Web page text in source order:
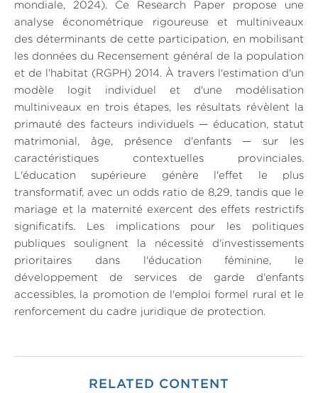
mondiale, 2024). Ce Research Paper propose une
analyse économétrique rigoureuse et multiniveaux
des déterminants de cette participation, en mobilisant
les données du Recensement général de la population
et de l'habitat (RGPH) 2014. À travers l'estimation d'un
modèle logit individuel et d'une modélisation
multiniveaux en trois étapes, les résultats révèlent la
primauté des facteurs individuels — éducation, statut
matrimonial, âge, présence d'enfants — sur les
caractéristiques contextuelles provinciales.
L'éducation supérieure génère l'effet le plus
transformatif, avec un odds ratio de 8,29, tandis que le
mariage et la maternité exercent des effets restrictifs
significatifs. Les implications pour les politiques
publiques soulignent la nécessité d'investissements
prioritaires dans l'éducation féminine, le
développement de services de garde d'enfants
accessibles, la promotion de l'emploi formel rural et le
renforcement du cadre juridique de protection.
RELATED CONTENT